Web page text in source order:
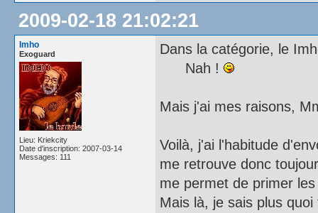
2009-02-18 21:02:21
Imho
Exoguard
Lieu: Kriekcity
Date d'inscription: 2007-03-14
Messages: 111
Dans la catégorie, le
Nah !
Mais j'ai mes raisons,
Voilà, j'ai l'habitude
me retrouve donc
me permet de primer
Mais là, je sais plus